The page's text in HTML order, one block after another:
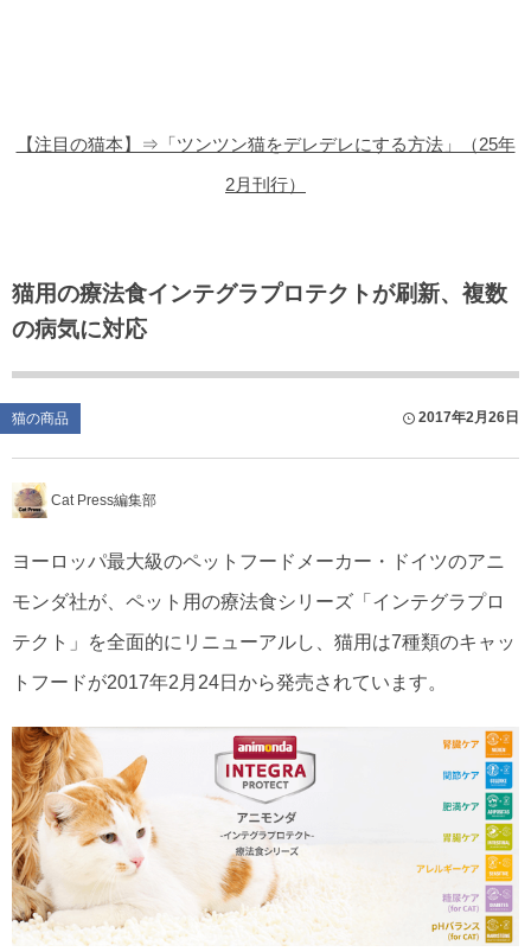
【注目の猫本】⇒「ツンツン猫をデレデレにする方法」（25年
2月刊行）
猫用の療法食インテグラプロテクトが刷新、複数
の病気に対応
猫の商品 2017年2月26日
Cat Press編集部
ヨーロッパ最大級のペットフードメーカー・ドイツのアニ
モンダ社が、ペット用の療法食シリーズ「インテグラプロ
テクト」を全面的にリニューアルし、猫用は7種類のキャッ
トフードが2017年2月24日から発売されています。
猫のゲーム・アプリ
猫のフリー写真素材